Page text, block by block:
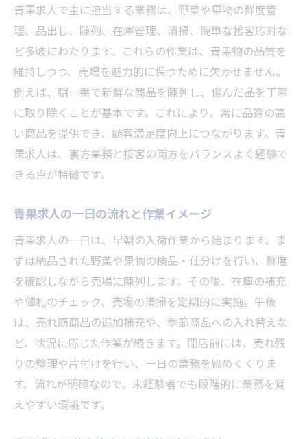
青果求人で主に担当する業務は、野菜や果物の鮮度管
理、品出し、陳列、在庫管理、清掃、簡単な接客応対な
ど多岐にわたります。これらの作業は、青果物の品質を
維持しつつ、売場を魅力的に保つために欠かせません。
例えば、朝一番で新鮮な商品を陳列し、傷んだ品を丁寧
に取り除くことが基本です。これにより、常に品質の高
い商品を提供でき、顧客満足度向上につながります。青
果求人は、裏方業務と接客の両方をバランスよく経験で
きる点が特徴です。
青果求人の一日の流れと作業イメージ
青果求人の一日は、早朝の入荷作業から始まります。ま
ずは納品された野菜や果物の検品・仕分けを行い、鮮度
を確認しながら売場に陳列します。その後、在庫の補充
や値札のチェック、売場の清掃を定期的に実施。午後
は、売れ筋商品の追加補充や、季節商品への入れ替えな
ど、状況に応じた作業が続きます。閉店前には、売れ残
りの整理や片付けを行い、一日の業務を締めくくりま
す。流れが明確なので、未経験者でも段階的に業務を覚
えやすい環境です。